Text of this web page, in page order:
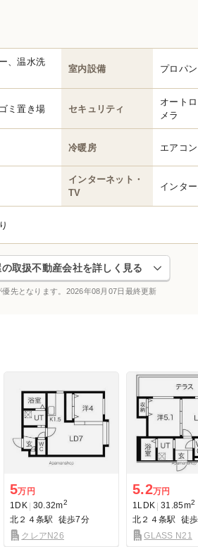
、温水洗
室内設備 プロパ
ミ置き場 セキュリティ
オート
メラ
冷暖房 エアコン
インターネット・
TV
インタ
取扱不動産会社を詳しく見る
先となります。 2026年08月07日最終更新
5万円
1DK 30.32m2
北２４条駅
徒歩7分
クレアN26
5.2万円
1LDK 31.85m2
北２４条駅
徒
GLASS N21